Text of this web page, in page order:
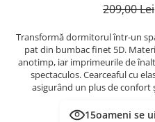
209,00 Lei
Transformă dormitorul într-un
pat din bumbac finet 5D.
anotimp, iar imprimeurile de
spectaculos. Cearceaful cu
asigurând un plus de confort
18oameni se